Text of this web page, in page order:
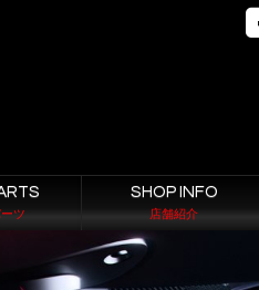
ツ
SHOP INFO
店舗紹介